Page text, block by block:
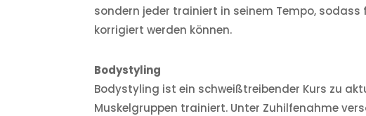
sondern jeder trainiert in seinem Tempo,
korrigiert werden können.
Bodystyling
Bodystyling ist ein schweißtreibender Kurs zu
Muskelgruppen trainiert. Unter Zuhilfenahme